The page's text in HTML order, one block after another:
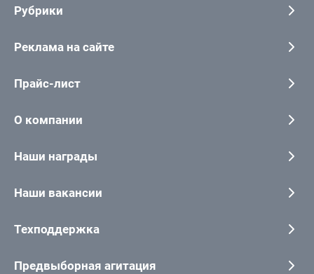
Рубрики
Реклама на сайте
Прайс-лист
О компании
Наши награды
Наши вакансии
Техподдержка
Предвыборная агитация